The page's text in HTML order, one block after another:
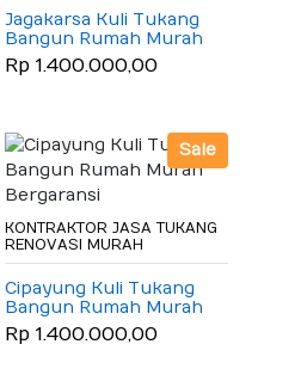
Jagakarsa Kuli Tukang
Bangun Rumah Murah
Bergaransi
Rp 1.400.000,00
Sale
KONTRAKTOR JASA TUKANG
RENOVASI MURAH
Cipayung Kuli Tukang
Bangun Rumah Murah
Bergaransi
Rp 1.400.000,00